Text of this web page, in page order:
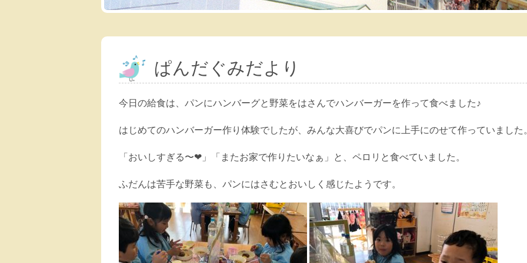
ぱんだぐみだより
今日の給食は、パンにハンバーグと野菜をはさんでハンバーガーを作って食べました♪
はじめてのハンバーガー作り体験でしたが、みんな大喜びでパンに上手にのせて作っていました
「おいしすぎる〜❤︎」「またお家で作りたいなぁ」と、ペロリと食べていました。
ふだんは苦手な野菜も、パンにはさむとおいしく感じたようです。